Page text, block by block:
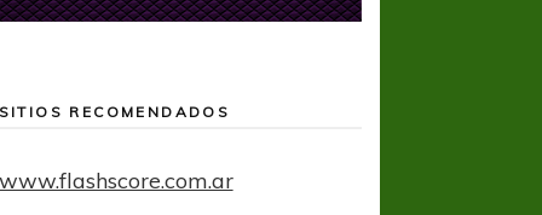
SITIOS RECOMENDADOS
www.flashscore.com.ar